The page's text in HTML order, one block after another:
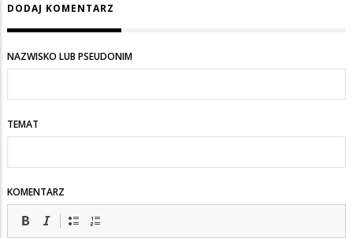
DODAJ KOMENTARZ
NAZWISKO LUB PSEUDONIM
TEMAT
KOMENTARZ